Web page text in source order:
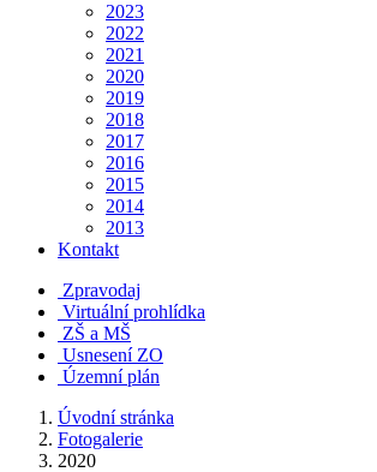
2023
2022
2021
2020
2019
2018
2017
2016
2015
2014
2013
Kontakt
Zpravodaj
Virtuální prohlídka
ZŠ a MŠ
Usnesení ZO
Územní plán
Úvodní stránka
Fotogalerie
2020